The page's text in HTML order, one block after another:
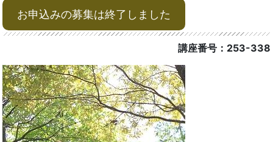
お申込みの募集は終了しました
講座番号：253-338